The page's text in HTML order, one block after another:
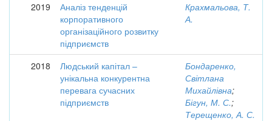
2019
Аналіз тенденцій
корпоративного
організаційного розвитку
підприємств
Крахмальова, Т.
А.
2018
Людський капітал –
унікальна конкурентна
перевага сучасних
підприємств
Бондаренко,
Світлана
Михайлівна;
Бігун, М. С.;
Терещенко, А. С.